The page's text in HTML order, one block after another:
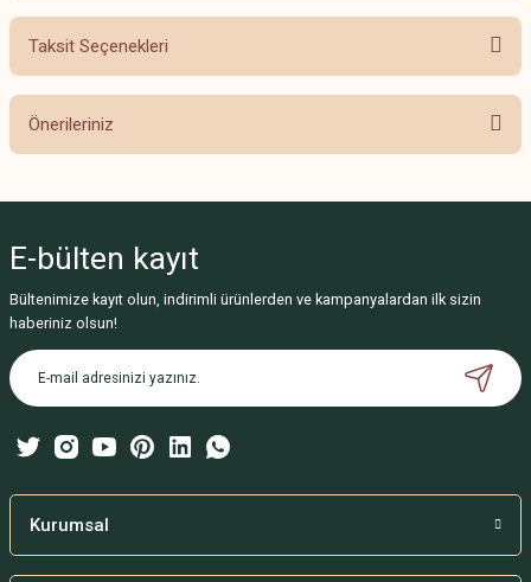
Taksit Seçenekleri
Önerileriniz
Görüş ve önerileriniz için teşekkür ederiz.
Ürün resmi kalitesiz, bozuk veya görüntülenemiyor.
Ürün açıklamasında eksik bilgiler bulunuyor.
Ürün bilgilerinde hatalar bulunuyor.
Bu ürüne benzer farklı alternatifler olmalı.
E-bülten kayıt
Bültenimize kayıt olun, indirimli ürünlerden ve kampanyalardan ilk sizin
haberiniz olsun!
Kurumsal